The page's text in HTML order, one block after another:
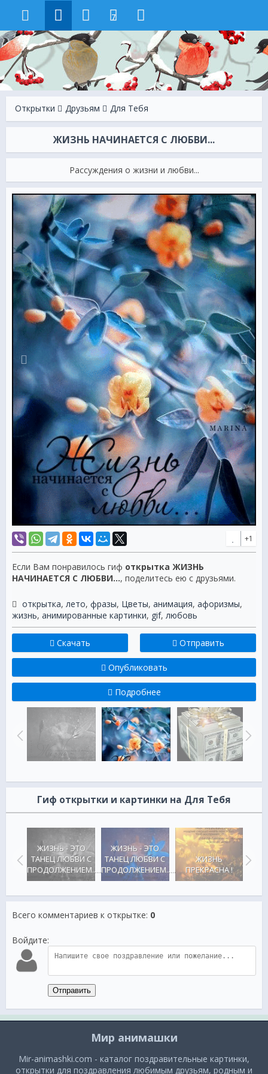
7
Открытки Друзьям Для Тебя
ЖИЗНЬ НАЧИНАЕТСЯ С ЛЮБВИ...
Рассуждения о жизни и любви...
+1
Если Вам понравилось гиф открытка ЖИЗНЬ
НАЧИНАЕТСЯ С ЛЮБВИ..., поделитесь ею с друзьями.
открытка, лето, фразы, Цветы, анимация, афоризмы,
жизнь, анимированные картинки, gif, любовь
Скачать Отправить
Опубликовать
Подробнее
Гиф открытки и картинки на Для Тебя
ЖИЗНЬ - ЭТО
ТАНЕЦ ЛЮБВИ С
ПРОДОЛЖЕНИЕМ.....
ЖИЗНЬ - ЭТО
ТАНЕЦ ЛЮБВИ С
ПРОДОЛЖЕНИЕМ.....
ЖИЗНЬ
ПРЕКРАСНА !
Всего комментариев к открытке: 0
Войдите:
Отправить
Мир анимашки
Mir-animashki.com - каталог поздравительные картинки,
открытки для поздравления любимым друзьям, родным и